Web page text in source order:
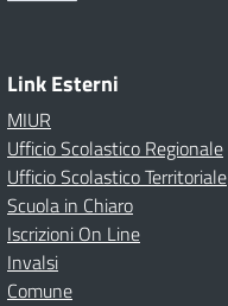
Link Esterni
MIUR
Ufficio Scolastico Regionale
Ufficio Scolastico Territoriale
Scuola in Chiaro
Iscrizioni On Line
Invalsi
Comune